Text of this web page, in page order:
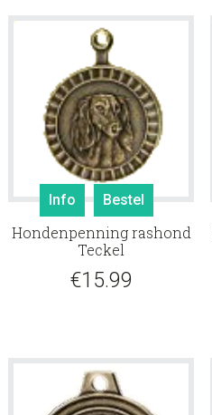
Info Bestel
Hondenpenning rashond
Teckel
€15.99